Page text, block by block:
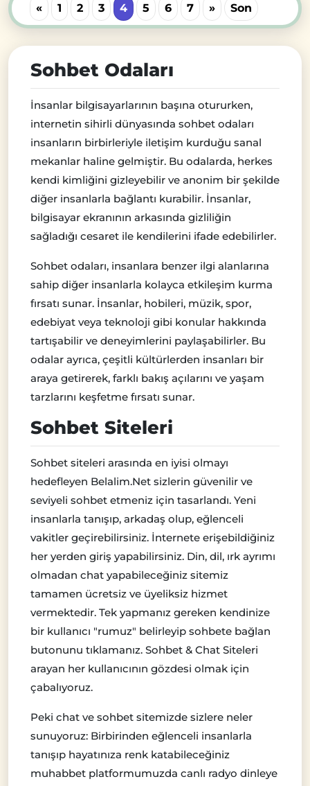
« 1 2 3 4 5 6 7 » Son
Sohbet Odaları
İnsanlar bilgisayarlarının başına otururken,
internetin sihirli dünyasında sohbet odaları
insanların birbirleriyle iletişim kurduğu sanal
mekanlar haline gelmiştir. Bu odalarda, herkes
kendi kimliğini gizleyebilir ve anonim bir şekilde
diğer insanlarla bağlantı kurabilir. İnsanlar,
bilgisayar ekranının arkasında gizliliğin
sağladığı cesaret ile kendilerini ifade edebilirler.
Sohbet odaları, insanlara benzer ilgi alanlarına
sahip diğer insanlarla kolayca etkileşim kurma
fırsatı sunar. İnsanlar, hobileri, müzik, spor,
edebiyat veya teknoloji gibi konular hakkında
tartışabilir ve deneyimlerini paylaşabilirler. Bu
odalar ayrıca, çeşitli kültürlerden insanları bir
araya getirerek, farklı bakış açılarını ve yaşam
tarzlarını keşfetme fırsatı sunar.
Sohbet Siteleri
Sohbet siteleri arasında en iyisi olmayı
hedefleyen Belalim.Net sizlerin güvenilir ve
seviyeli sohbet etmeniz için tasarlandı. Yeni
insanlarla tanışıp, arkadaş olup, eğlenceli
vakitler geçirebilirsiniz. İnternete erişebildiğiniz
her yerden giriş yapabilirsiniz. Din, dil, ırk ayrımı
olmadan chat yapabileceğiniz sitemiz
tamamen ücretsiz ve üyeliksiz hizmet
vermektedir. Tek yapmanız gereken kendinize
bir kullanıcı "rumuz" belirleyip sohbete bağlan
butonunu tıklamanız. Sohbet & Chat Siteleri
arayan her kullanıcının gözdesi olmak için
çabalıyoruz.
Peki chat ve sohbet sitemizde sizlere neler
sunuyoruz: Birbirinden eğlenceli insanlarla
tanışıp hayatınıza renk katabileceğiniz
muhabbet platformumuzda canlı radyo dinleye